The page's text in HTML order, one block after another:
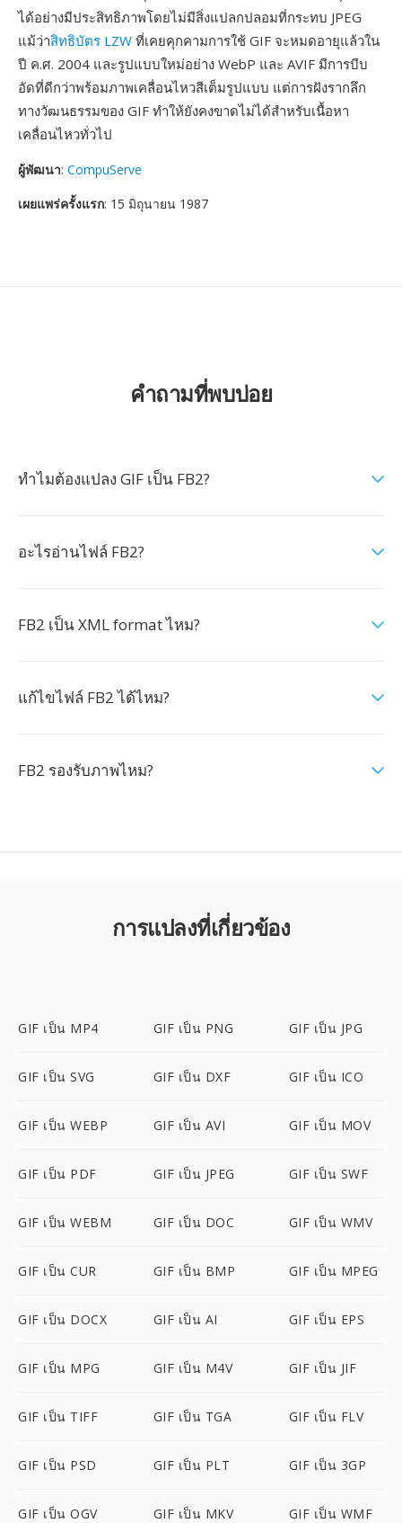
ได้อย่างมีประสิทธิภาพโดยไม่มีสิ่งแปลกปลอมที่กระทบ JPEG
แม้ว่าสิทธิบัตร LZW ที่เคยคุกคามการใช้ GIF จะหมดอายุแล้วใน
ปี ค.ศ. 2004 และรูปแบบใหม่อย่าง WebP และ AVIF มีการบีบ
อัดที่ดีกว่าพร้อมภาพเคลื่อนไหวสีเต็มรูปแบบ แต่การฝังรากลึก
ทางวัฒนธรรมของ GIF ทำให้ยังคงขาดไม่ได้สำหรับเนื้อหา
เคลื่อนไหวทั่วไป
ผู้พัฒนา: CompuServe
เผยแพร่ครั้งแรก: 15 มิถุนายน 1987
คำถามที่พบบ่อย
ทำไมต้องแปลง GIF เป็น FB2?
อะไรอ่านไฟล์ FB2?
FB2 เป็น XML format ไหม?
แก้ไขไฟล์ FB2 ได้ไหม?
FB2 รองรับภาพไหม?
การแปลงที่เกี่ยวข้อง
GIF เป็น MP4 GIF เป็น PNG GIF เป็น JPG
GIF เป็น SVG GIF เป็น DXF GIF เป็น ICO
GIF เป็น WEBP GIF เป็น AVI GIF เป็น MOV
GIF เป็น PDF GIF เป็น JPEG GIF เป็น SWF
GIF เป็น WEBM GIF เป็น DOC GIF เป็น WMV
GIF เป็น CUR GIF เป็น BMP GIF เป็น MPEG
GIF เป็น DOCX GIF เป็น AI GIF เป็น EPS
GIF เป็น MPG GIF เป็น M4V GIF เป็น JIF
GIF เป็น TIFF GIF เป็น TGA GIF เป็น FLV
GIF เป็น PSD GIF เป็น PLT GIF เป็น 3GP
GIF เป็น OGV GIF เป็น MKV GIF เป็น WMF